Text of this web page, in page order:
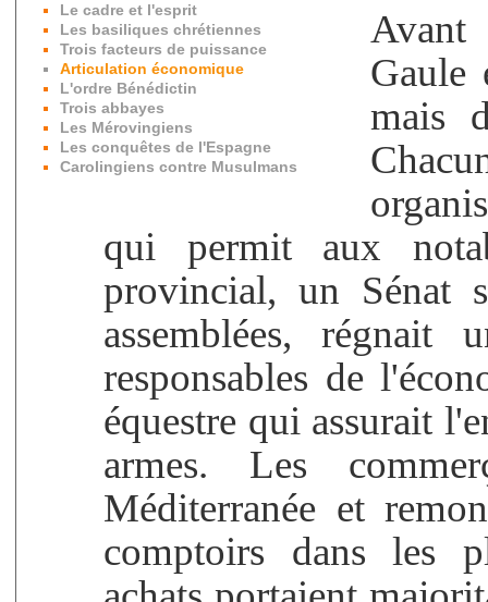
Le cadre et l'esprit
Les basiliques chrétiennes
Trois facteurs de puissance
Articulation économique
L'ordre Bénédictin
Trois abbayes
Les Mérovingiens
Les conquêtes de l'Espagne
Carolingiens contre Musulmans
Gaule
mais
qui permit aux
provincial, un Sénat
assemblées,
responsables de
équestre qui assurait
armes. Les
Méditerranée et
comptoirs dans les